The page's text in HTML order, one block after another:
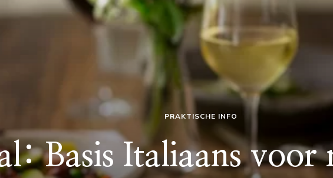
PRAKTISCHE INFO
Basis Italiaans voor